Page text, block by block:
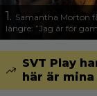
1. Samantha Morton
längre: ”Jag är för
SVT Play
här är